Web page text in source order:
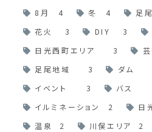
8月
4 冬 4 足
花火
3 DIY 3
日光西町エリア
3
足尾地域
3 ダム
イベント
3 バス
イルミネーション
2 日
温泉
2 川俣エリア 2